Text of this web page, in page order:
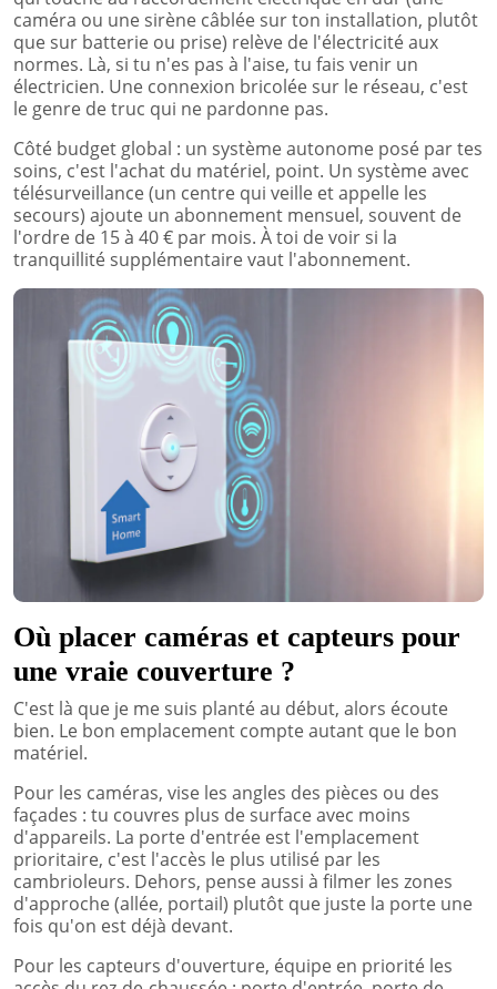
caméra ou une sirène câblée sur ton installation, plutôt
que sur batterie ou prise) relève de l'électricité aux
normes. Là, si tu n'es pas à l'aise, tu fais venir un
électricien. Une connexion bricolée sur le réseau, c'est
le genre de truc qui ne pardonne pas.
Côté budget global : un système autonome posé par tes
soins, c'est l'achat du matériel, point. Un système avec
télésurveillance (un centre qui veille et appelle les
secours) ajoute un abonnement mensuel, souvent de
l'ordre de 15 à 40 € par mois. À toi de voir si la
tranquillité supplémentaire vaut l'abonnement.
Où placer caméras et capteurs pour
une vraie couverture ?
C'est là que je me suis planté au début, alors écoute
bien. Le bon emplacement compte autant que le bon
matériel.
Pour les caméras, vise les angles des pièces ou des
façades : tu couvres plus de surface avec moins
d'appareils. La porte d'entrée est l'emplacement
prioritaire, c'est l'accès le plus utilisé par les
cambrioleurs. Dehors, pense aussi à filmer les zones
d'approche (allée, portail) plutôt que juste la porte une
fois qu'on est déjà devant.
Pour les capteurs d'ouverture, équipe en priorité les